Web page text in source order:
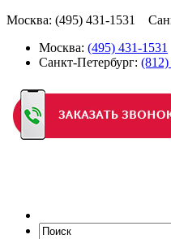
Москва: (495) 431-1531
Москва: (495) 431-1531
Санкт-Петербург: